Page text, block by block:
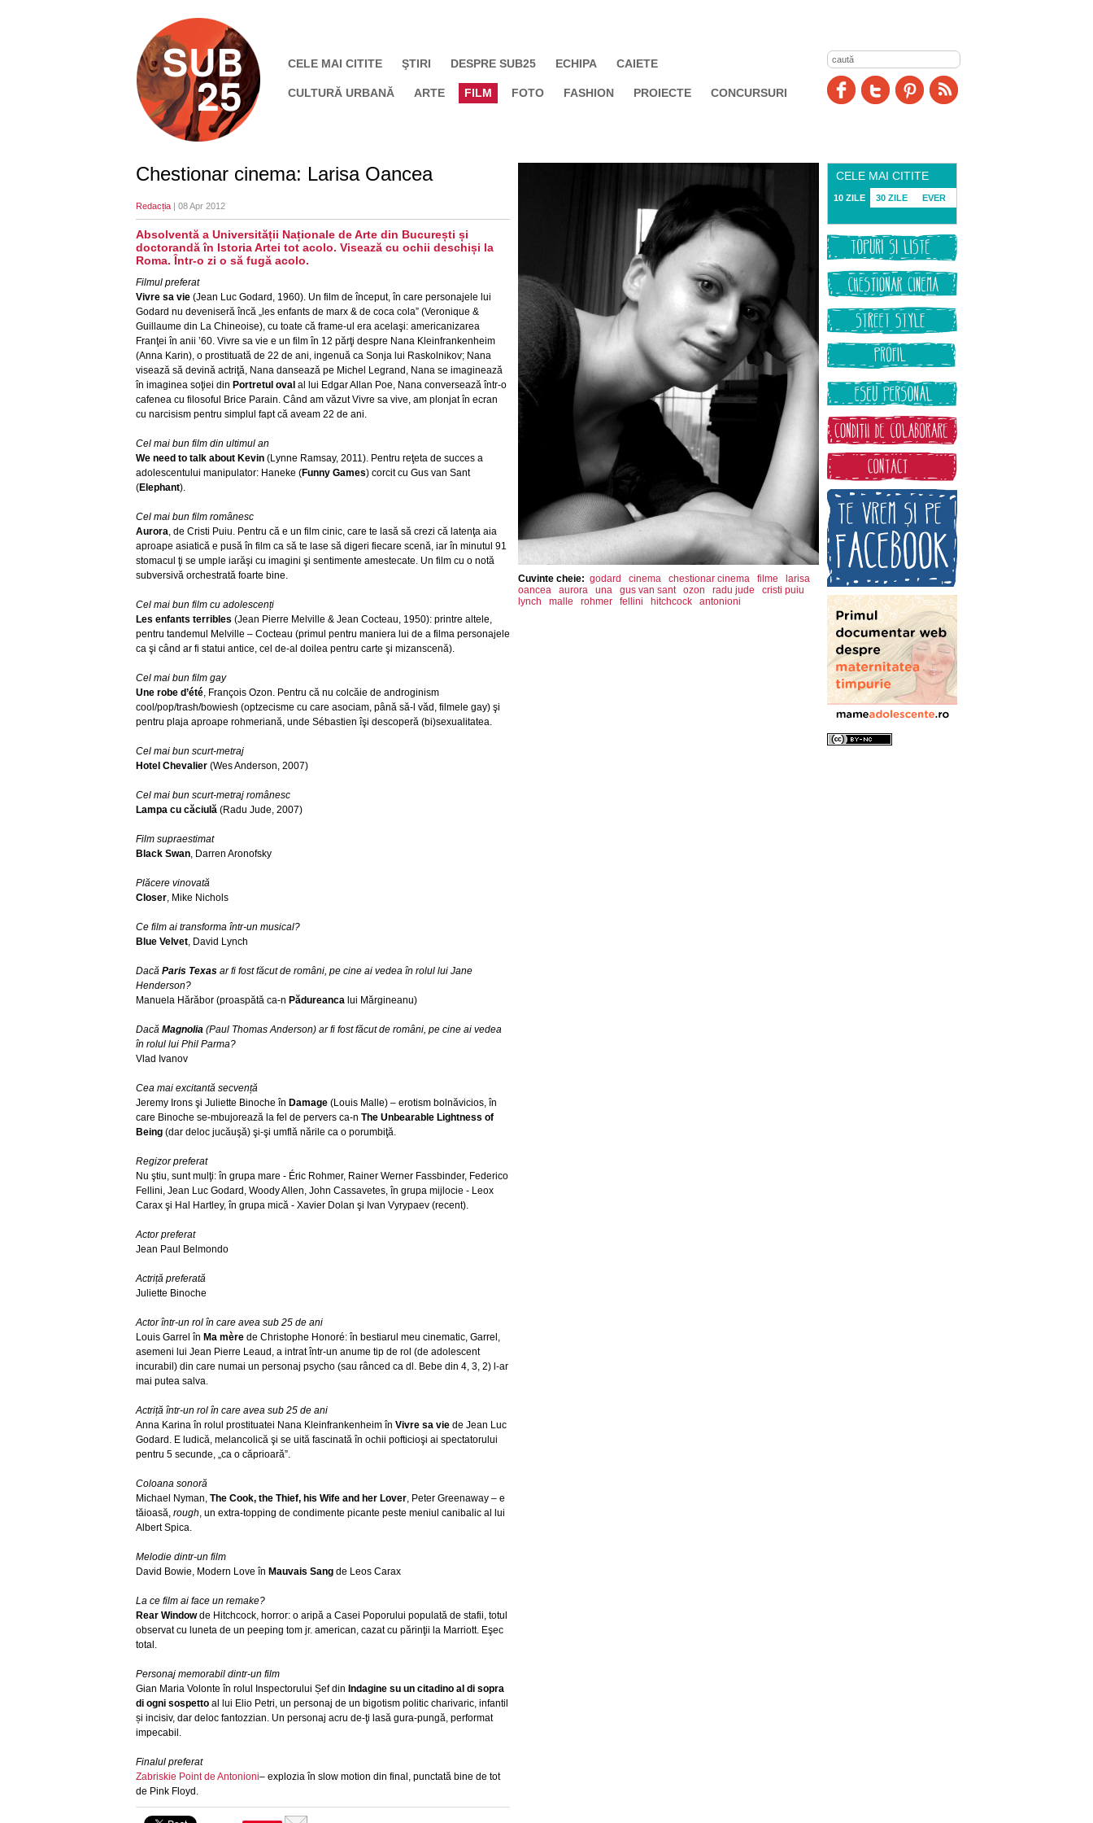
CELE MAI CITITE ŞTIRI DESPRE SUB25 ECHIPA CAIETE
CULTURĂ URBANĂ ARTE FILM FOTO FASHION PROIECTE CONCURSURI
Chestionar cinema: Larisa Oancea
Redacția | 08 Apr 2012
Absolventă a Universității Naționale de Arte din București și
doctorandă în Istoria Artei tot acolo. Visează cu ochii deschiși la
Roma. Într-o zi o să fugă acolo.
Filmul preferat
Vivre sa vie (Jean Luc Godard, 1960). Un film de început, în care personajele lui
Godard nu deveniseră încă „les enfants de marx & de coca cola” (Veronique &
Guillaume din La Chineoise), cu toate că frame-ul era acelaşi: americanizarea
Franţei în anii ’60. Vivre sa vie e un film în 12 părţi despre Nana Kleinfrankenheim
(Anna Karin), o prostituată de 22 de ani, ingenuă ca Sonja lui Raskolnikov; Nana
visează să devină actriţă, Nana dansează pe Michel Legrand, Nana se imaginează
în imaginea soţiei din Portretul oval al lui Edgar Allan Poe, Nana conversează într-o
cafenea cu filosoful Brice Parain. Când am văzut Vivre sa vive, am plonjat în ecran
cu narcisism pentru simplul fapt că aveam 22 de ani.
Cel mai bun film din ultimul an
We need to talk about Kevin (Lynne Ramsay, 2011). Pentru reţeta de succes a
adolescentului manipulator: Haneke (Funny Games) corcit cu Gus van Sant
(Elephant).
Cel mai bun film românesc
Aurora, de Cristi Puiu. Pentru că e un film cinic, care te lasă să crezi că latenţa aia
aproape asiatică e pusă în film ca să te lase să digeri fiecare scenă, iar în minutul 91
stomacul ţi se umple iarăşi cu imagini şi sentimente amestecate. Un film cu o notă
subversivă orchestrată foarte bine.
Cel mai bun film cu adolescenți
Les enfants terribles (Jean Pierre Melville & Jean Cocteau, 1950): printre altele,
pentru tandemul Melville – Cocteau (primul pentru maniera lui de a filma personajele
ca şi când ar fi statui antice, cel de-al doilea pentru carte şi mizanscenă).
Cel mai bun film gay
Une robe d’été, François Ozon. Pentru că nu colcăie de androginism
cool/pop/trash/bowiesh (optzecisme cu care asociam, până să-l văd, filmele gay) şi
pentru plaja aproape rohmeriană, unde Sébastien îşi descoperă (bi)sexualitatea.
Cel mai bun scurt-metraj
Hotel Chevalier (Wes Anderson, 2007)
Cel mai bun scurt-metraj românesc
Lampa cu căciulă (Radu Jude, 2007)
Film supraestimat
Black Swan, Darren Aronofsky
Plăcere vinovată
Closer, Mike Nichols
Ce film ai transforma într-un musical?
Blue Velvet, David Lynch
Dacă Paris Texas ar fi fost făcut de români, pe cine ai vedea în rolul lui Jane
Henderson?
Manuela Hărăbor (proaspătă ca-n Pădureanca lui Mărgineanu)
Dacă Magnolia (Paul Thomas Anderson) ar fi fost făcut de români, pe cine ai vedea
în rolul lui Phil Parma?
Vlad Ivanov
Cea mai excitantă secvență
Jeremy Irons şi Juliette Binoche în Damage (Louis Malle) – erotism bolnăvicios, în
care Binoche se-mbujorează la fel de pervers ca-n The Unbearable Lightness of
Being (dar deloc jucăuşă) şi-şi umflă nările ca o porumbiţă.
Regizor preferat
Nu ştiu, sunt mulţi: în grupa mare - Éric Rohmer, Rainer Werner Fassbinder, Federico
Fellini, Jean Luc Godard, Woody Allen, John Cassavetes, în grupa mijlocie - Leox
Carax şi Hal Hartley, în grupa mică - Xavier Dolan şi Ivan Vyrypaev (recent).
Actor preferat
Jean Paul Belmondo
Actriță preferată
Juliette Binoche
Actor într-un rol în care avea sub 25 de ani
Louis Garrel în Ma mère de Christophe Honoré: în bestiarul meu cinematic, Garrel,
asemeni lui Jean Pierre Leaud, a intrat într-un anume tip de rol (de adolescent
incurabil) din care numai un personaj psycho (sau rânced ca dl. Bebe din 4, 3, 2) l-ar
mai putea salva.
Actriță într-un rol în care avea sub 25 de ani
Anna Karina în rolul prostituatei Nana Kleinfrankenheim în Vivre sa vie de Jean Luc
Godard. E ludică, melancolică şi se uită fascinată în ochii pofticioşi ai spectatorului
pentru 5 secunde, „ca o căprioară”.
Coloana sonoră
Michael Nyman, The Cook, the Thief, his Wife and her Lover, Peter Greenaway – e
tăioasă, rough, un extra-topping de condimente picante peste meniul canibalic al lui
Albert Spica.
Melodie dintr-un film
David Bowie, Modern Love în Mauvais Sang de Leos Carax
La ce film ai face un remake?
Rear Windowde Hitchcock, horror: o aripă a Casei Poporului populată de stafii, totul
observat cu luneta de un peeping tom jr. american, cazat cu părinţii la Marriott. Eşec
total.
Personaj memorabil dintr-un film
Gian Maria Volonte în rolul Inspectorului Șef din Indagine su un citadino al di sopra
di ogni sospetto al lui Elio Petri, un personaj de un bigotism politic charivaric, infantil
și incisiv, dar deloc fantozzian. Un personaj acru de-ţi lasă gura-pungă, performat
impecabil.
Finalul preferat
Zabriskie Point de Antonioni– explozia în slow motion din final, punctată bine de tot
de Pink Floyd.
Cuvinte cheie: godard cinema chestionar cinema filme
larisa
oancea
aurora una gus van sant ozon radu jude
cristi puiu
lynch
malle rohmer fellini hitchcock antonioni
CELE MAI CITITE
10 ZILE 30 ZILE EVER